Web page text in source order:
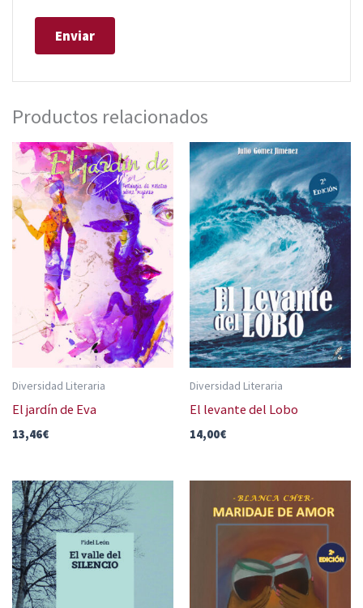
Productos relacionados
Diversidad Literaria
El jardín de Eva
13,46€
Diversidad Literaria
El levante del Lobo
14,00€